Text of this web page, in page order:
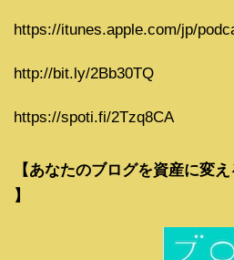
https://itunes.apple.com/jp/
http://bit.ly/2Bb30TQ
https://spoti.fi/2Tzq8CA
【あなたのブログを資産に変
】